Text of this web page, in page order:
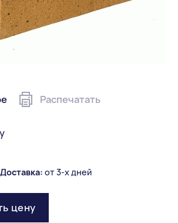
Распечатать
Доставка: от 3-х дней
цену